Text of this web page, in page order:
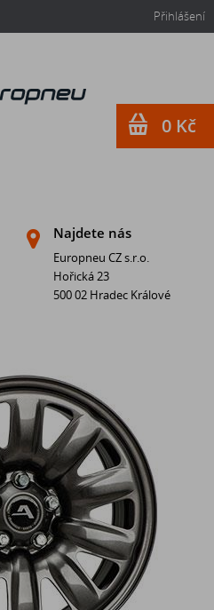
Přihlášení
Najdete nás
Europneu CZ s.r.o.
Hořická 23
500 02 Hradec Králové
0 Kč